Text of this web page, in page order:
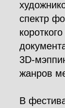
спектр
3D-
жанров
В